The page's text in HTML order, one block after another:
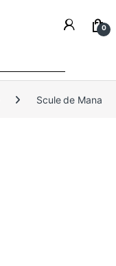
0
Scule de Mana